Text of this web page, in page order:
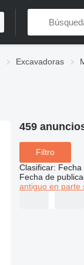
Excavadoras
459
Filtro
Clasificar: Fecha
Fecha de
antiguo en parte